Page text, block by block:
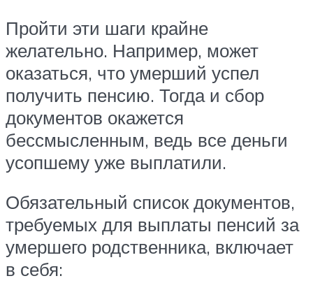
Пройти эти шаги крайне
желательно. Например, может
оказаться, что умерший успел
получить пенсию. Тогда и сбор
документов окажется
бессмысленным, ведь все деньги
усопшему уже выплатили.
Обязательный список документов,
требуемых для выплаты пенсий за
умершего родственника, включает
в себя: